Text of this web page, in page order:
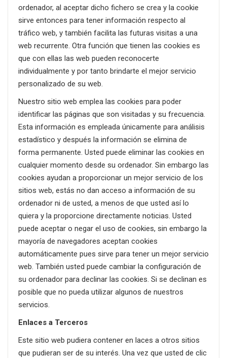
ordenador, al aceptar dicho fichero se crea y la cookie
sirve entonces para tener información respecto al
tráfico web, y también facilita las futuras visitas a una
web recurrente. Otra función que tienen las cookies es
que con ellas las web pueden reconocerte
individualmente y por tanto brindarte el mejor servicio
personalizado de su web.
Nuestro sitio web emplea las cookies para poder
identificar las páginas que son visitadas y su frecuencia.
Esta información es empleada únicamente para análisis
estadístico y después la información se elimina de
forma permanente. Usted puede eliminar las cookies en
cualquier momento desde su ordenador. Sin embargo las
cookies ayudan a proporcionar un mejor servicio de los
sitios web, estás no dan acceso a información de su
ordenador ni de usted, a menos de que usted así lo
quiera y la proporcione directamente noticias. Usted
puede aceptar o negar el uso de cookies, sin embargo la
mayoría de navegadores aceptan cookies
automáticamente pues sirve para tener un mejor servicio
web. También usted puede cambiar la configuración de
su ordenador para declinar las cookies. Si se declinan es
posible que no pueda utilizar algunos de nuestros
servicios.
Enlaces a Terceros
Este sitio web pudiera contener en laces a otros sitios
que pudieran ser de su interés. Una vez que usted de clic